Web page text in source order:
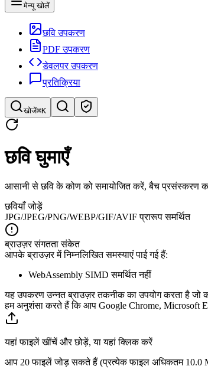
मेन्यू खोलें
छवि उपकरण
PDF उपकरण
डेवलपर उपकरण
प्रतिक्रिया
खोजें⌘K
टूल की त्वरित खोज
छवि घुमाएँ
आसानी से छवि के कोण को समायोजित करें, बैच प्रसंस्करण
छवियाँ जोड़ें
JPG/JPEG/PNG/WEBP/GIF/AVIF प्रारूप समर्थित
ब्राउज़र संगतता संकेत
आपके ब्राउज़र में निम्नलिखित समस्याएं पाई गई हैं:
WebAssembly SIMD समर्थित नहीं
यह उपकरण उन्नत ब्राउज़र तकनीक का उपयोग करता है जो
हम अनुशंसा करते हैं कि आप Google Chrome, Microsoft
यहां फाइलें खींचें और छोड़ें, या यहां क्लिक करें
आप 20 फाइलें जोड़ सकते हैं (प्रत्येक फाइल अधिकतम 10.0